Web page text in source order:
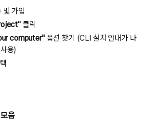
및 가입
클릭
computer"옵션 찾기 (CLI 설치 안내가 나
사용)
음